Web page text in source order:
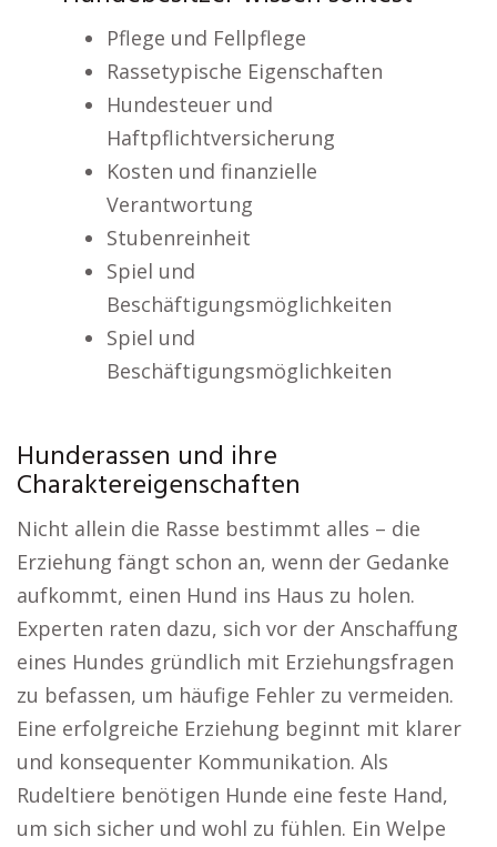
Pflege und Fellpflege
Rassetypische Eigenschaften
Hundesteuer und
Haftpflichtversicherung
Kosten und finanzielle
Verantwortung
Stubenreinheit
Spiel und
Beschäftigungsmöglichkeiten
Spiel und
Beschäftigungsmöglichkeiten
Hunderassen und ihre
Charaktereigenschaften
Nicht allein die Rasse bestimmt alles – die
Erziehung fängt schon an, wenn der Gedanke
aufkommt, einen Hund ins Haus zu holen.
Experten raten dazu, sich vor der Anschaffung
eines Hundes gründlich mit Erziehungsfragen
zu befassen, um häufige Fehler zu vermeiden.
Eine erfolgreiche Erziehung beginnt mit klarer
und konsequenter Kommunikation. Als
Rudeltiere benötigen Hunde eine feste Hand,
um sich sicher und wohl zu fühlen. Ein Welpe